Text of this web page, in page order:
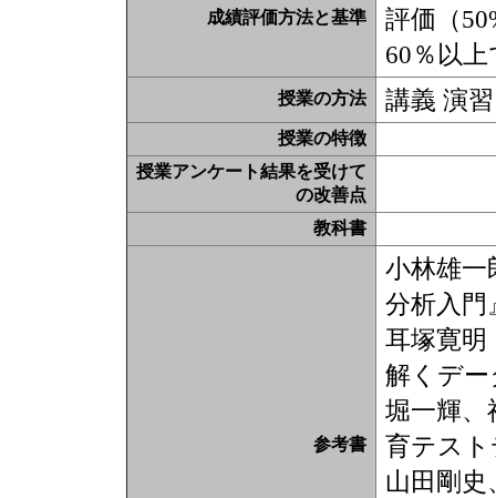
成績評価方法と基準
評価（
60％以
授業の方法 講義 演習
授業の特徴
授業アンケート結果を受けて
の改善点
教科書
参考書
小林雄一
分析入門
耳塚寛明
解くデ
堀一輝、
育テスト
山田剛史